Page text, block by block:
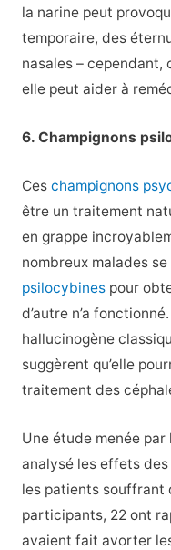
la narine peut
temporaire, des
nasales – cependant,
elle peut aider à
6. Champignons
Ces champignons
être un traitement
en grappe
nombreux malades
psilocybinespour
d’autre n’a
hallucinogène
suggèrent qu’elle
traitement des
Une étude menée
analysé les effets
les patients souffrant
participants, 22 ont
avaient fait avorter